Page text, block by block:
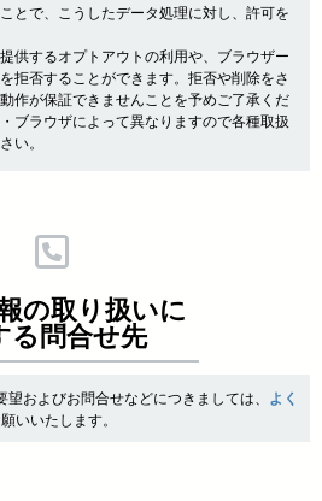
とで、こうしたデータ処理に対し、許可を
供するオプトアウトの利用や、ブラウザー
拒否することができます。拒否や削除をさ
作が保証できませんことを予めご了承くだ
ブラウザによって異なりますので各種取扱
い。
の取り扱いに
る問合せ先
およびお問合せなどにつきましては、 よく
いいたします。